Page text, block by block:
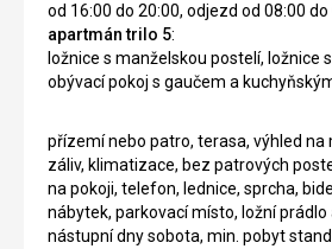
od 16:00 do 20:00, odjezd od 08:00 do
apartmán trilo 5:
ložnice s manželskou postelí, ložnice
obývací pokoj s gaučem a
přízemí nebo patro, terasa, výhled na
záliv, klimatizace, bez patrových
na pokoji, telefon, lednice, sprcha,
nábytek, parkovací místo, ložní prádlo
nástupní dny sobota, min. pobyt